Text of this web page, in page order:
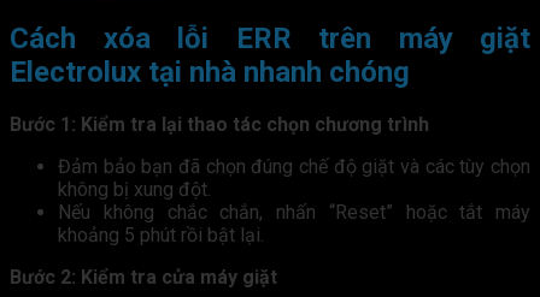
Cách xóa lỗi ERR trên máy giặt
Electrolux tại nhà nhanh chóng
Bước 1: Kiểm tra lại thao tác chọn chương trình
Đảm bảo bạn đã chọn đúng chế độ giặt và các tùy chọn
không bị xung đột.
Nếu không chắc chắn, nhấn “Reset” hoặc tắt máy
khoảng 5 phút rồi bật lại.
Bước 2: Kiểm tra cửa máy giặt